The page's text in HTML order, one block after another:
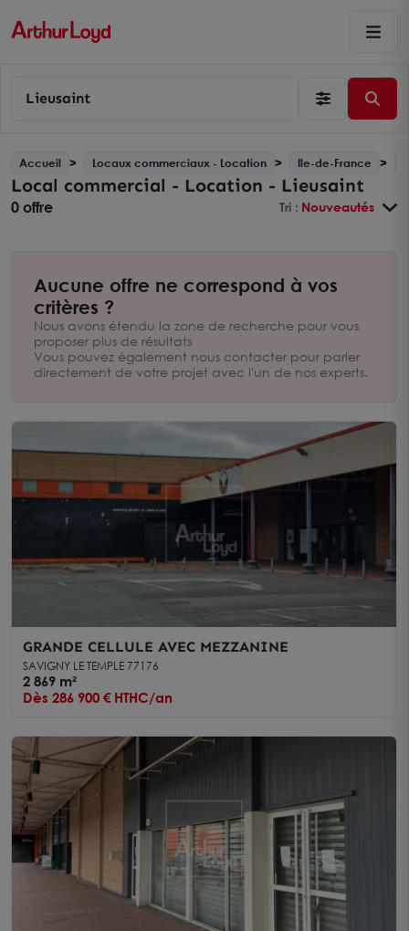
Lieusaint
Accueil Locaux commerciaux - Location Ile-de-France
Local commercial - Location - Lieusaint
0 offre Tri : Nouveautés
Aucune offre ne correspond à vos
critères ?
Nous avons étendu la zone de recherche pour vous
proposer plus de résultats
Vous pouvez également nous contacter pour parler
directement de votre projet avec l'un de nos experts.
GRANDE CELLULE AVEC MEZZANINE
SAVIGNY LE TEMPLE 77176
2 869 m²
Dès 286 900 € HTHC/an